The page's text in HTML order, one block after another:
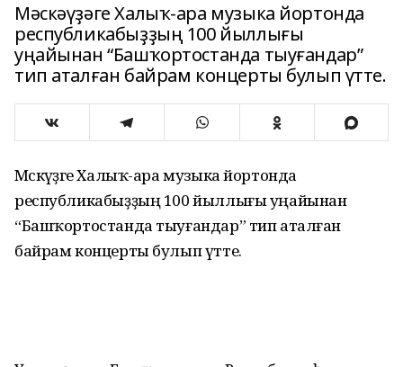
Мәскәүҙәге Халыҡ-ара музыка йортонда
республикабыҙҙың 100 йыллығы
уңайынан “Башҡортостанда тыуғандар”
тип аталған байрам концерты булып үтте.
Мәскәүҙәге Халыҡ-ара музыка йортонда
республикабыҙҙың 100 йыллығы уңайынан
“Башҡортостанда тыуғандар” тип аталған
байрам концерты булып үтте.